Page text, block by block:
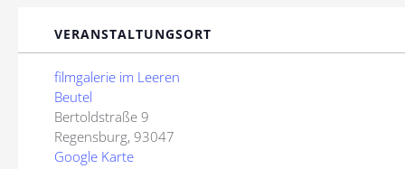
VERANSTALTUNGSORT
filmgalerie im Leeren
Beutel
Bertoldstraße 9
Regensburg, 93047
Google Karte